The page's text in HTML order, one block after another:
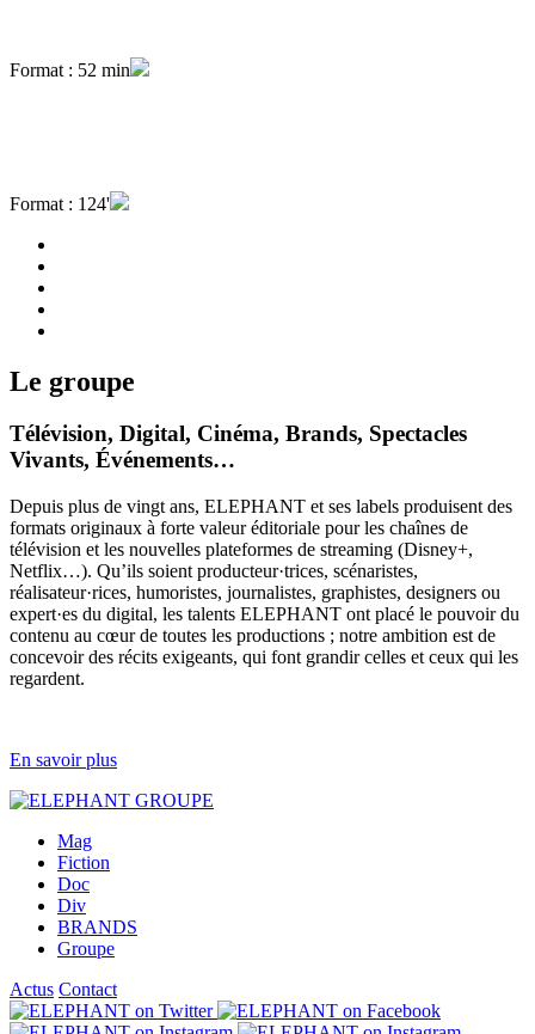
Format : 52 min
Format : 124'
Le groupe
Télévision, Digital, Cinéma, Brands, Spectacles
Vivants, Événements…
Depuis plus de vingt ans, ELEPHANT et ses labels produisent des
formats originaux à forte valeur éditoriale pour les chaînes de
télévision et les nouvelles plateformes de streaming (Disney+,
Netflix…). Qu’ils soient producteur·trices, scénaristes,
réalisateur·rices, humoristes, journalistes, graphistes, designers ou
expert·es du digital, les talents ELEPHANT ont placé le pouvoir du
contenu au cœur de toutes les productions ; notre ambition est de
concevoir des récits exigeants, qui font grandir celles et ceux qui les
regardent.
En savoir plus
Mag
Fiction
Doc
Div
BRANDS
Groupe
Actus Contact